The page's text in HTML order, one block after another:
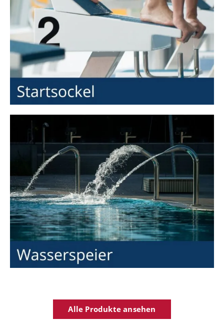
Alle Produkte ansehen